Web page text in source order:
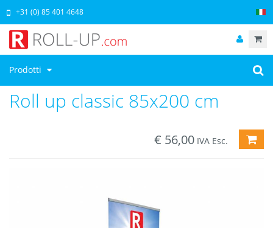
Prodotti
+31 (0) 85 401 4648
Roll up classic 85x200 cm
€ 56,00 IVA Esc.